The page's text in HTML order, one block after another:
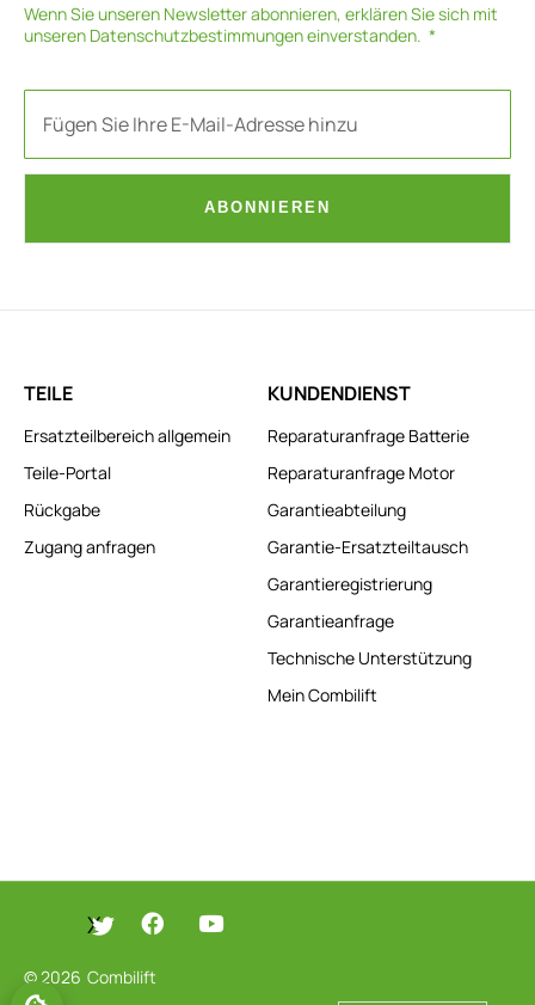
Wenn Sie unseren Newsletter abonnieren, erklären Sie sich mit
unseren Datenschutzbestimmungeneinverstanden.
ABONNIEREN
TEILE
Ersatzteilbereich allgemein
Teile-Portal
Rückgabe
Zugang anfragen
KUNDENDIENST
Reparaturanfrage Batterie
Reparaturanfrage Motor
Garantieabteilung
Garantie-Ersatzteiltausch
Garantieregistrierung
Garantieanfrage
Technische Unterstützung
Mein Combilift
© 2026 Combilift
X